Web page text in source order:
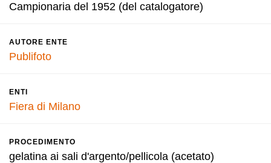
Campionaria del 1952 (del catalogatore)
AUTORE ENTE
Publifoto
ENTI
Fiera di Milano
PROCEDIMENTO
gelatina ai sali d'argento/pellicola (acetato)